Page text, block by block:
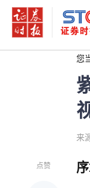
您
来
点赞